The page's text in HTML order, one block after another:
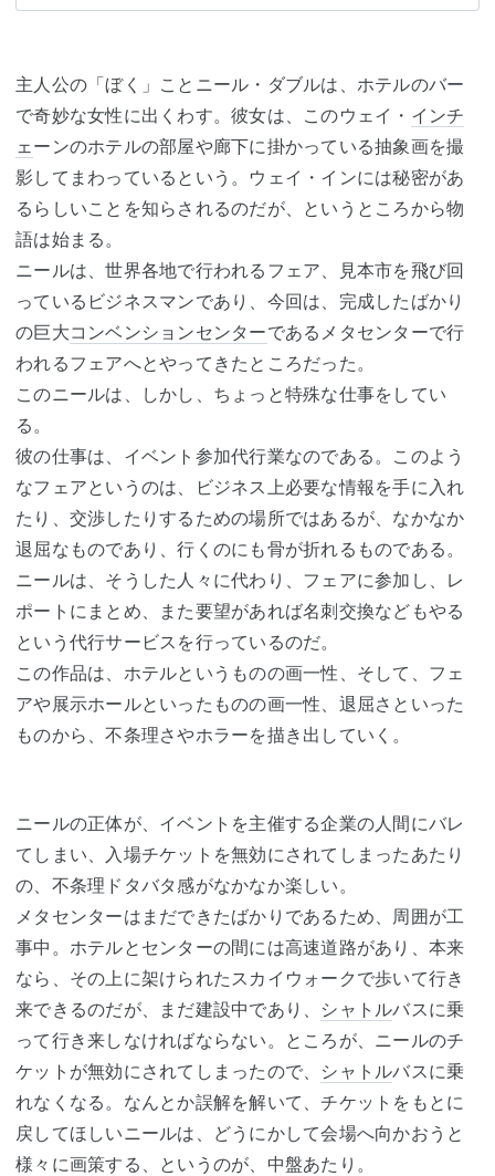
主人公の「ぼく」ことニール・ダブルは、ホテルのバー
で奇妙な女性に出くわす。彼女は、このウェイ・ インチ
ェ ーンのホテルの部屋や廊下に掛かっている抽象画を撮
影してまわっているという。ウェイ・インには秘密があ
るらしいことを知らされるのだが、というところから物
語は始まる。
ニールは、世界各地で行われるフェア、見本市を飛び回
っているビジネスマンであり、今回は、完成したばかり
の巨大コンベンションセンターであるメタセンターで行
われるフェアへとやってきたところだった。
このニールは、しかし、ちょっと特殊な仕事をしてい
る。
彼の仕事は、イベント参加代行業なのである。このよう
なフェアというのは、ビジネス上必要な情報を手に入れ
たり、交渉したりするための場所ではあるが、なかなか
退屈なものであり、行くのにも骨が折れるものである。
ニールは、そうした人々に代わり、フェアに参加し、レ
ポートにまとめ、また要望があれば名刺交換などもやる
という代行サービスを行っているのだ。
この作品は、ホテルというものの画一性、そして、フェ
アや展示ホールといったものの画一性、退屈さといった
ものから、不条理さやホラーを描き出していく。
ニールの正体が、イベントを主催する企業の人間にバレ
てしまい、入場チケットを無効にされてしまったあたり
の、不条理ドタバタ感がなかなか楽しい。
メタセンターはまだできたばかりであるため、周囲が工
事中。ホテルとセンターの間には高速道路があり、本来
なら、その上に架けられたスカイウォークで歩いて行き
来できるのだが、まだ建設中であり、 シャトルバスに乗
って行き来しなければならない。ところが、ニールのチ
ケットが無効にされてしまったので、 シャトルバスに乗
れなくなる。なんとか誤解を解いて、チケットをもとに
戻してほしいニールは、どうにかして会場へ向かおうと
様々に画策する、というのが、中盤あたり。